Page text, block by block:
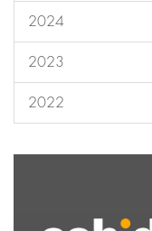
2024
2023
2022